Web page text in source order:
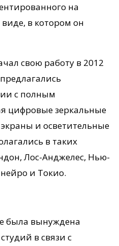
на
в котором он
свою работу в 2012
с полным
цифровые зеркальные
и осветительные
в таких
Лос-Анджелес, Нью-
и Токио.
была вынуждена
в связи с